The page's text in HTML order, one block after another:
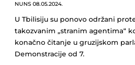
NUNS 08.05.2024.
U Tbilisiju su ponovo održani
takozvanim „stranim agentima“
konačno čitanje u gruzijskom
Demonstracije od 7.